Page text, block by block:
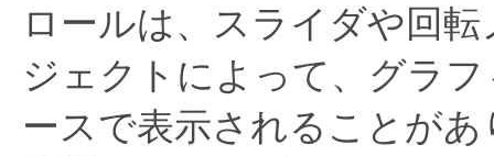
ロールは、スライダや回
ジェクトによって、グラ
ースで表示されることが